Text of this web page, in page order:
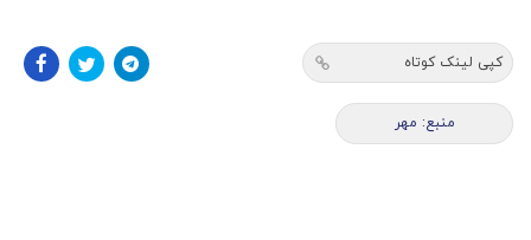
کپی لینک کوتاه
منبع: مهر